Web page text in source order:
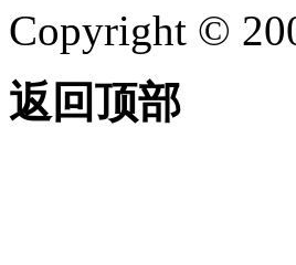
Copyright ©
返回顶部